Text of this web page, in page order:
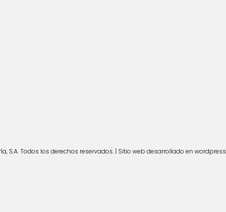
S.A. Todos los derechos reservados. | Sitio web desarrollado en wordpress